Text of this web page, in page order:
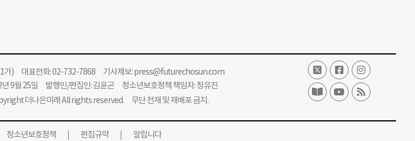
가) 대표전화: 02-732-7868 기사제보:press@futurechosun.com
9월 25일 발행인/편집인: 김윤곤 청소년보호정책 책임자: 정유진
더나은미래 All rights reserved. 무단 전재 및 재배포 금지.
청소년보호정책 편집규약 알립니다